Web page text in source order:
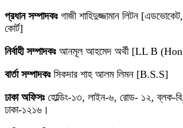
প্রধান সম্পাদকঃ গাজী শাহিদুজ্জামান লিটন
কোর্ট]
নির্বাহী সম্পাদকঃ আনমূল আহমেদ অর্থী [LL B
বার্তা সম্পাদকঃ সিকদার শাহ আলম লিমন [B.S.S]
ঢাকা অফিসঃ হোল্ডিং-১৩, লাইন-৬, রোড- ১২, ব্লক-
ঢাকা-১২১৬।